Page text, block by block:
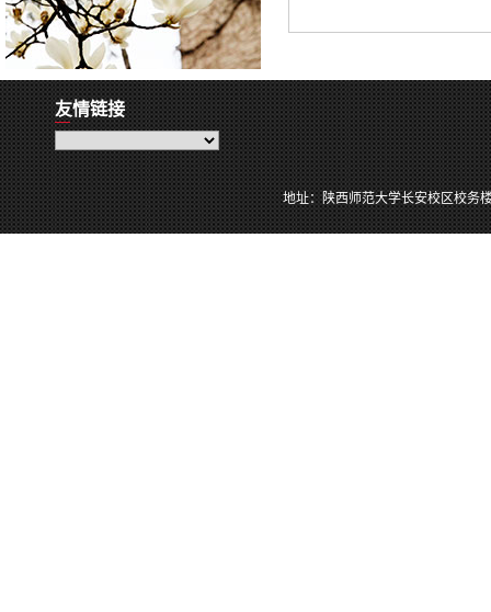
友情链接
地址：陕西师范大学长安校区校务